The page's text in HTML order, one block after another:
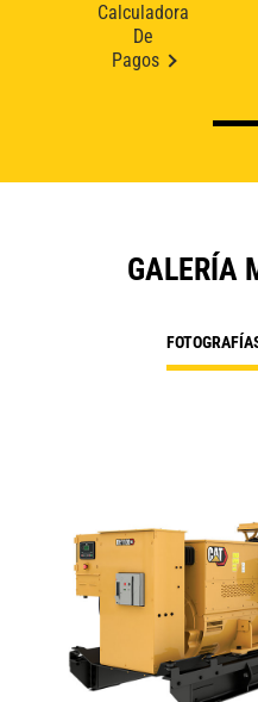
Calculadora
De
Pagos
GALERÍA